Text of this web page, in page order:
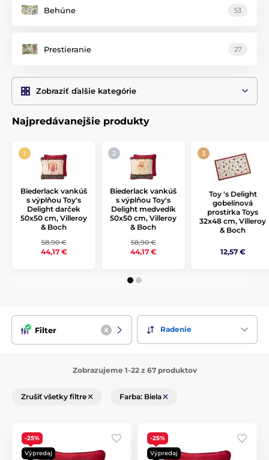
Behúne 53
Prestieranie 27
Zobraziť ďalšie kategórie
Najpredávanejšie produkty
Biederlack vankúš
s výplňou Toy's
Delight darček
50x50 cm, Villeroy
& Boch
58,90 €
44,17 €
Biederlack vankúš
s výplňou Toy's
Delight medvedík
50x50 cm, Villeroy
& Boch
58,90 €
44,17 €
Toy 's Delight
gobelínová
prostírka Toys
32x48 cm, Villeroy
& Boch
12,57 €
Filter Radenie
Zobrazujeme 1-22 z 67 produktov
Zrušiť všetky filtre Farba: Biela
-25%
Výpredaj
-25%
Výpredaj